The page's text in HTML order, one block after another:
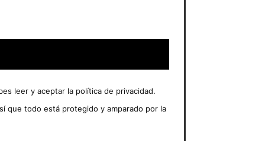
leer y aceptar la política de privacidad.
que todo está protegido y amparado por la